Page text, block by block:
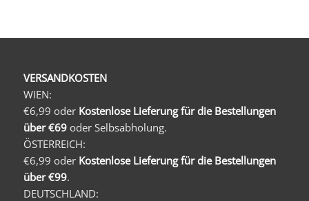
VERSANDKOSTEN
WIEN:
€6,99 oder Kostenlose Lieferung für die Bestellungen
über €69oder Selbsabholung.
ÖSTERREICH:
€6,99 oder Kostenlose Lieferung für die Bestellungen
über €99.
DEUTSCHLAND: